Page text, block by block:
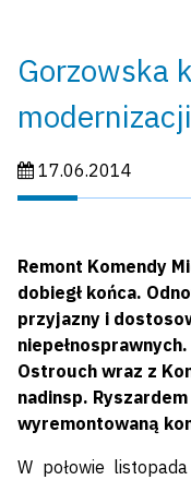
Gorzowska
modernizacji
Data publikacji:
17.06.2014
Remont Komendy
dobiegł końca.
przyjazny i
Ostrouch wraz z
nadinsp.
wyremontowaną
W połowie